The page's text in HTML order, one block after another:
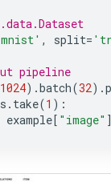
, split=
pipeline
1024) .batch(32) .
. take(1 ):
example[ "image"